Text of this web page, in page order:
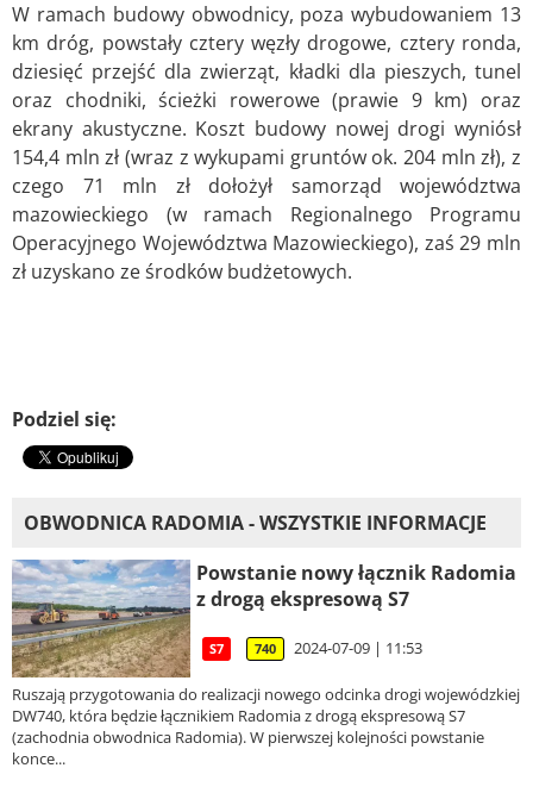
W ramach budowy obwodnicy, poza wybudowaniem 13
km dróg, powstały cztery węzły drogowe, cztery ronda,
dziesięć przejść dla zwierząt, kładki dla pieszych, tunel
oraz chodniki, ścieżki rowerowe (prawie 9 km) oraz
ekrany akustyczne. Koszt budowy nowej drogi wyniósł
154,4 mln zł (wraz z wykupami gruntów ok. 204 mln zł), z
czego 71 mln zł dołożył samorząd województwa
mazowieckiego (w ramach Regionalnego Programu
Operacyjnego Województwa Mazowieckiego), zaś 29 mln
zł uzyskano ze środków budżetowych.
Podziel się:
OBWODNICA RADOMIA - WSZYSTKIE INFORMACJE
Powstanie nowy łącznik Radomia
z drogą ekspresową S7
S7 740 2024-07-09 | 11:53
Ruszają przygotowania do realizacji nowego odcinka drogi wojewódzkiej
DW740, która będzie łącznikiem Radomia z drogą ekspresową S7
(zachodnia obwodnica Radomia). W pierwszej kolejności powstanie
konce...